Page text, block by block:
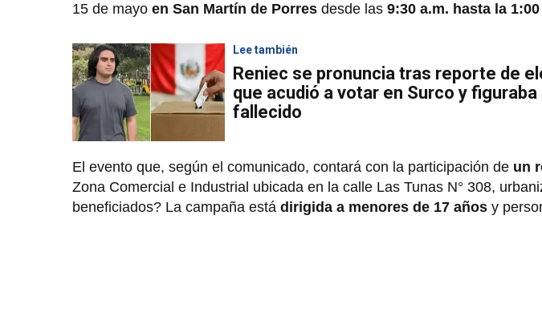
15 de mayo en San Martín de Porres desde las 9:30 a.m. hasta la
Lee también
Reniec se pronuncia tras reporte de
que acudió a votar en Surco y
fallecido
El evento que, según el comunicado, contará con la participación de un
Zona Comercial e Industrial ubicada en la calle Las Tunas N° 308,
beneficiados? La campaña está dirigida a menores de 17 años y